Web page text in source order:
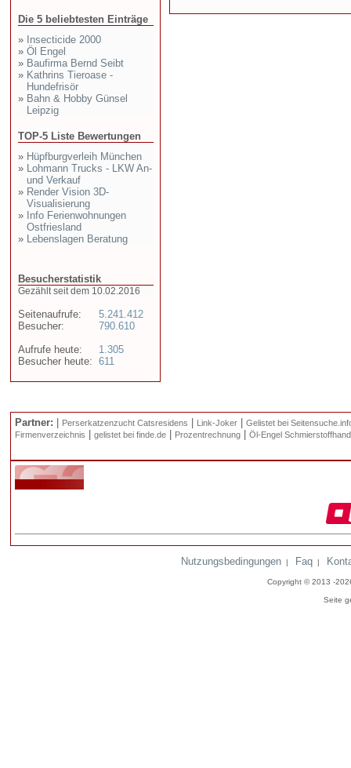
Die 5 beliebtesten Einträge
» Insecticide 2000
» Öl Engel
» Baufirma Bernd Seibt
» Kathrins Tieroase -
Hundefrisör
» Bahn & Hobby Günsel
Leipzig
TOP-5 Liste Bewertungen
» Hüpfburgverleih München
» Lohmann Trucks - LKW An-
und Verkauf
» Render Vision 3D-
Visualisierung
» Info Ferienwohnungen
Ostfriesland
» Lebenslagen Beratung
Besucherstatistik
Gezählt seit dem 10.02.2016
Seitenaufrufe:
Besucher:
Aufrufe heute:
Besucher heute:
5.241.412
790.610
1.305
611
Partner: Perserkatzenzucht Catsresidens Link-Joker
Gelistet bei
Firmenverzeichnis
gelistet bei finde.de Prozentrechnung Öl-Engel
Nutzungsbedingungen | Faq |
Copyright © 2013 -
Seite